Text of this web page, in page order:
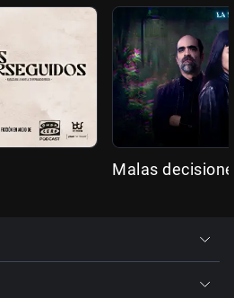
Malas